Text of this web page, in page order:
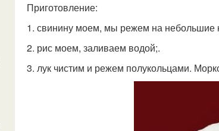
Приготовление:
1. свинину моем, мы режем на небольшие
2. рис моем, заливаем водой;.
3. лук чистим и режем полукольцами.